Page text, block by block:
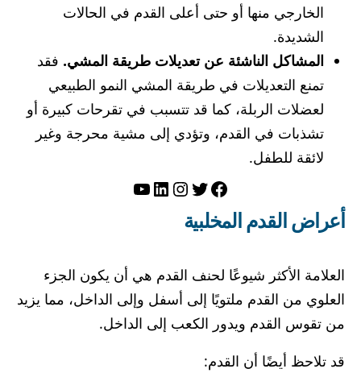
الخارجي منها أو حتى أعلى القدم في الحالات
الشديدة.
المشاكل الناشئة عن تعديلات طريقة المشي. فقد
تمنع التعديلات في طريقة المشي النمو الطبيعي
لعضلات الربلة، كما قد تتسبب في تقرحات كبيرة أو
تشذبات في القدم، وتؤدي إلى مشية محرجة وغير
لائقة للطفل.
فيسبوك
تويترإنستجرام
لينكد إنيوتيوب
أعراض القدم المخلبية
العلامة الأكثر شيوعًا لحنف القدم هي أن يكون الجزء
العلوي من القدم ملتويًا إلى أسفل وإلى الداخل، مما يزيد
من تقوس القدم ويدور الكعب إلى الداخل.
قد تلاحظ أيضًا أن القدم: